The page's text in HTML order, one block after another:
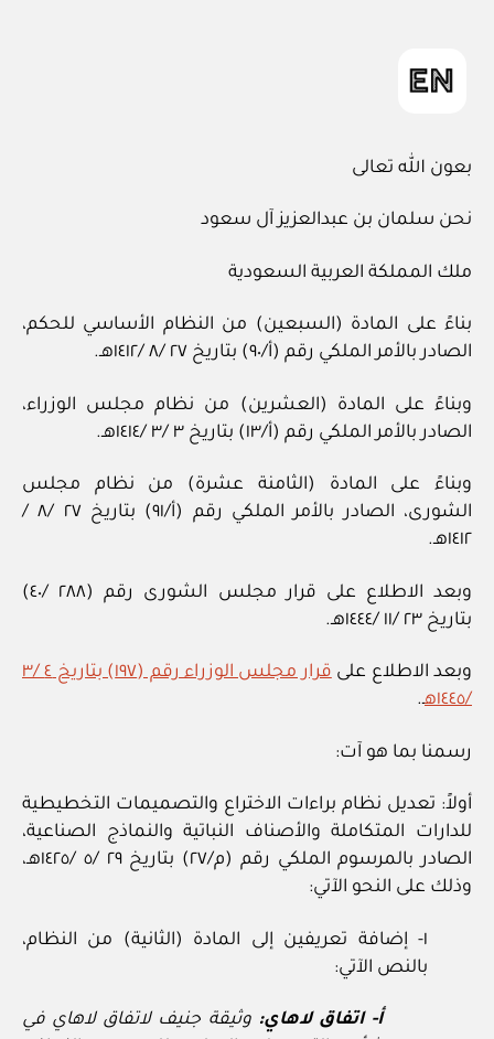
بعون الله تعالى
نحن سلمان بن عبدالعزيز آل سعود
ملك المملكة العربية السعودية
بناءً على المادة (السبعين) من النظام الأساسي للحكم،
الصادر بالأمر الملكي رقم (أ/٩٠) بتاريخ ٢٧ /٨ /١٤١٢هـ.
وبناءً على المادة (العشرين) من نظام مجلس الوزراء،
الصادر بالأمر الملكي رقم (أ/١٣) بتاريخ ٣ /٣ /١٤١٤هـ.
وبناءً على المادة (الثامنة عشرة) من نظام مجلس
الشورى، الصادر بالأمر الملكي رقم (أ/٩١) بتاريخ ٢٧ /٨ /
١٤١٢هـ.
وبعد الاطلاع على قرار مجلس الشورى رقم (٢٨٨ /٤٠)
بتاريخ ٢٣ /١١ /١٤٤٤هـ.
وبعد الاطلاع على
قرار مجلس الوزراء رقم (١٩٧) بتاريخ ٤ /٣
/١٤٤٥ه
ـ.
رسمنا بما هو آت:
أولاً: تعديل نظام براءات الاختراع والتصميمات التخطيطية
للدارات المتكاملة والأصناف النباتية والنماذج الصناعية،
الصادر بالمرسوم الملكي رقم (م/٢٧) بتاريخ ٢٩ /٥ /١٤٢٥هـ،
وذلك على النحو الآتي:
١- إضافة تعريفين إلى المادة (الثانية) من النظام،
بالنص الآتي:
أ- اتفاق لاهاي: وثيقة جنيف لاتفاق لاهاي في